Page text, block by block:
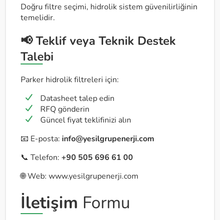
Doğru filtre seçimi, hidrolik sistem güvenilirliğinin
temelidir.
📢 Teklif veya Teknik Destek
Talebi
Parker hidrolik filtreleri için:
Datasheet talep edin
RFQ gönderin
Güncel fiyat teklifinizi alın
📧 E-posta: info@yesilgrupenerji.com
📞 Telefon: +90 505 696 61 00
🌐 Web: www.yesilgrupenerji.com
İletişim Formu